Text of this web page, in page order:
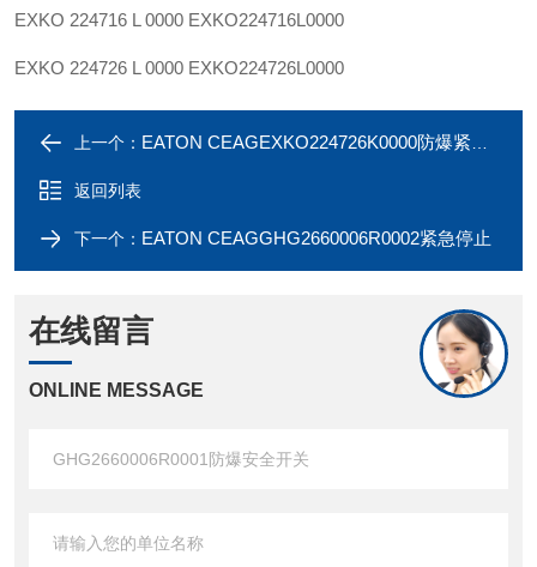
EXKO 224716 L 0000 EXKO224716L0000
EXKO 224726 L 0000 EXKO224726L0000
上一个： EATON CEAGEXKO224726K0000防爆紧急停止
返回列表
下一个： EATON CEAGGHG2660006R0002紧急停止
在线留言
ONLINE MESSAGE